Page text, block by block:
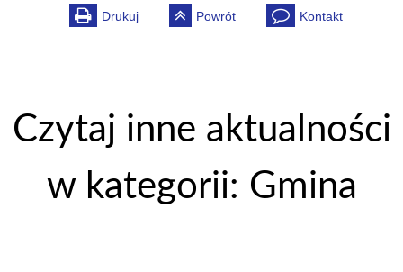
Drukuj Powrót Kontakt
Czytaj inne aktualności
w kategorii: Gmina